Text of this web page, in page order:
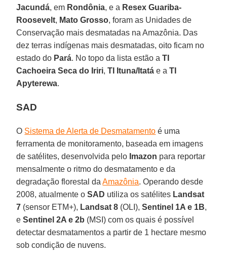
Jacundá, em Rondônia, e a Resex Guariba-
Roosevelt, Mato Grosso, foram as Unidades de
Conservação mais desmatadas na Amazônia. Das
dez terras indígenas mais desmatadas, oito ficam no
estado do Pará. No topo da lista estão aTI
Cachoeira Seca do Iriri,TI Ituna/Itatá e a TI
Apyterewa.
SAD
O Sistema de Alerta de Desmatamento é uma
ferramenta de monitoramento, baseada em imagens
de satélites, desenvolvida pelo Imazon para reportar
mensalmente o ritmo do desmatamento e da
degradação florestal daAmazônia. Operando desde
2008, atualmente oSAD utiliza os satélites Landsat
7 (sensor ETM+), Landsat 8 (OLI),Sentinel 1A e 1B,
eSentinel 2A e 2b (MSI) com os quais é possível
detectar desmatamentos a partir de 1 hectare mesmo
sob condição de nuvens.